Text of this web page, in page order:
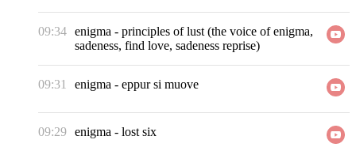
09:34 enigma - principles of lust (the voice of enigma,
sadeness, find love, sadeness reprise)
09:31 enigma - eppur si muove
09:29 enigma - lost six